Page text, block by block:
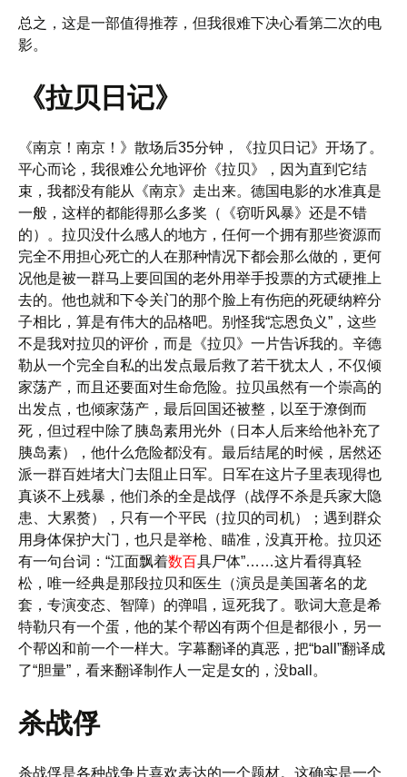
总之，这是一部值得推荐，但我很难下决心看第二次的电
影。
《拉贝日记》
《南京！南京！》散场后35分钟，《拉贝日记》开场了。
平心而论，我很难公允地评价《拉贝》，因为直到它结
束，我都没有能从《南京》走出来。德国电影的水准真是
一般，这样的都能得那么多奖（《窃听风暴》还是不错
的）。拉贝没什么感人的地方，任何一个拥有那些资源而
完全不用担心死亡的人在那种情况下都会那么做的，更何
况他是被一群马上要回国的老外用举手投票的方式硬推上
去的。他也就和下令关门的那个脸上有伤疤的死硬纳粹分
子相比，算是有伟大的品格吧。别怪我“忘恩负义”，这些
不是我对拉贝的评价，而是《拉贝》一片告诉我的。辛德
勒从一个完全自私的出发点最后救了若干犹太人，不仅倾
家荡产，而且还要面对生命危险。拉贝虽然有一个崇高的
出发点，也倾家荡产，最后回国还被整，以至于潦倒而
死，但过程中除了胰岛素用光外（日本人后来给他补充了
胰岛素），他什么危险都没有。最后结尾的时候，居然还
派一群百姓堵大门去阻止日军。日军在这片子里表现得也
真谈不上残暴，他们杀的全是战俘（战俘不杀是兵家大隐
患、大累赘），只有一个平民（拉贝的司机）；遇到群众
用身体保护大门，也只是举枪、瞄准，没真开枪。拉贝还
有一句台词：“江面飘着数百具尸体”……这片看得真轻
松，唯一经典是那段拉贝和医生（演员是美国著名的龙
套，专演变态、智障）的弹唱，逗死我了。歌词大意是希
特勒只有一个蛋，他的某个帮凶有两个但是都很小，另一
个帮凶和前一个一样大。字幕翻译的真恶，把“ball”翻译成
了“胆量”，看来翻译制作人一定是女的，没ball。
杀战俘
杀战俘是各种战争片喜欢表达的一个题材。这确实是一个